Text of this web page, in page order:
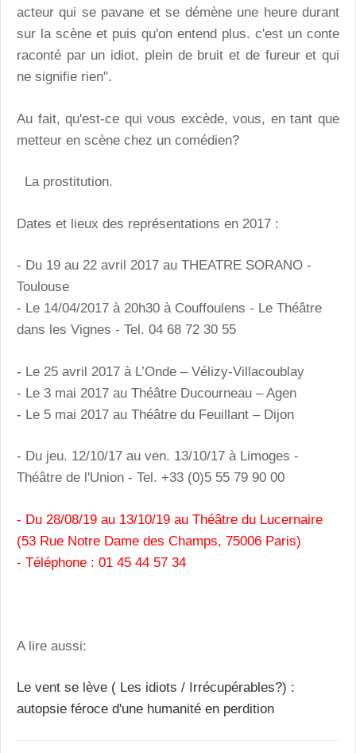
acteur qui se pavane et se démène une heure durant
sur la scène et puis qu'on entend plus. c'est un conte
raconté par un idiot, plein de bruit et de fureur et qui
ne signifie rien".
Au fait, qu'est-ce qui vous excède, vous, en tant que
metteur en scène chez un comédien?
La prostitution.
Dates et lieux des représentations en 2017 :
- Du 19 au 22 avril 2017 au THEATRE SORANO -
Toulouse
- Le 14/04/2017 à 20h30 à Couffoulens - Le Théâtre
dans les Vignes - Tel. 04 68 72 30 55
- Le 25 avril 2017 à L’Onde – Vélizy-Villacoublay
- Le 3 mai 2017 au Théâtre Ducourneau – Agen
- Le 5 mai 2017 au Théâtre du Feuillant – Dijon
- Du jeu. 12/10/17 au ven. 13/10/17 à Limoges -
Théâtre de l'Union - Tel. +33 (0)5 55 79 90 00
- Du 28/08/19 au 13/10/19 au Théâtre du Lucernaire
(53 Rue Notre Dame des Champs, 75006 Paris)
- Téléphone : 01 45 44 57 34
A lire aussi:
Le vent se lève ( Les idiots / Irrécupérables?) :
autopsie féroce d'une humanité en perdition